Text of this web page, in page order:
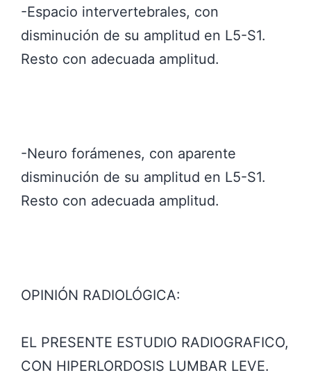
-Espacio intervertebrales, con
disminución de su amplitud en L5-S1.
Resto con adecuada amplitud.
-Neuro forámenes, con aparente
disminución de su amplitud en L5-S1.
Resto con adecuada amplitud.
OPINIÓN RADIOLÓGICA:
EL PRESENTE ESTUDIO RADIOGRAFICO,
CON HIPERLORDOSIS LUMBAR LEVE.